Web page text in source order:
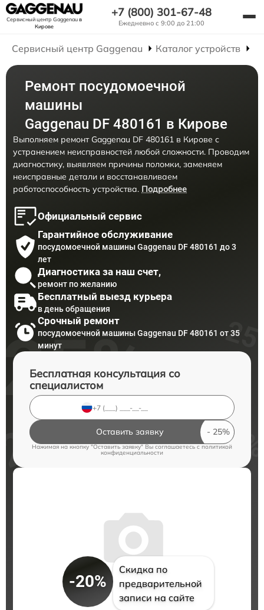
Сервисный центр Gaggenauв
Кирове
+7 (800) 301-67-48
Ежедневно с 9:00 до 21:00
Сервисный центр Gaggenau Каталог устройств
Ремонт посудомоечной
машины
Gaggenau DF 480161 в Кирове
Выполняем ремонт Gaggenau DF 480161 в Кирове с
устранением неисправностей любой сложности. Проводим
диагностику, выявляем причины поломки, заменяем
неисправные детали и восстанавливаем
работоспособность устройства. Подробнее
Официальный сервис
Гарантийное обслуживание
посудомоечной машины Gaggenau DF 480161 до 3
лет
Диагностика за наш счет,
ремонт по желанию
Бесплатный выезд курьера
в день обращения
Срочный ремонт
посудомоечной машины Gaggenau DF 480161 от 35
минут
Бесплатная консультация со
специалистом
Оставить заявку
Нажимая на кнопку "Оставить заявку" Вы соглашаетесь c политикой
конфиденциальности
-20%
Скидка по
предварительной
записи на сайте